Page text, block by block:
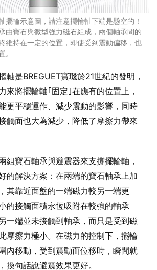
擺輪示意圖，請注意擺輪軸下端是懸空的！
由寶石與微型強力磁石組成，兩個軸承間的
維持在一定的位置，即使受到震動偏移，也
。
軸是BREGUET寶璣於21世紀的發明，
來將擺輪軸｢固定｣在應有的位置上，
更平穩運作、減少震動的影響，同時
觸面也大為減少，降低了摩擦力帶來
組寶石軸承與避震器來支撐擺輪軸，
的解決方案：在兩端的寶石軸承上加
其靠近面盤的一端磁力較另一端更
的接觸面積永恆吸附在較強的軸承
一端並未接觸到軸承，而只是受到磁
摩擦力極小。在磁力的控制下，擺輪
內移動，受到震動而位移時，瞬間就
換句話說避震效果更好。